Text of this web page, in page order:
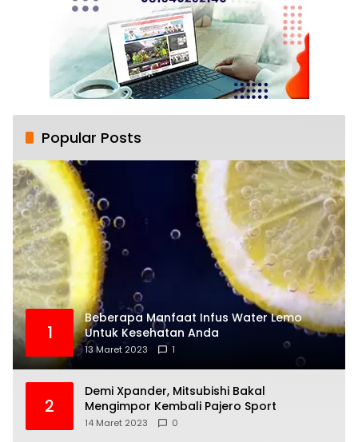
Popular Posts
1
Beberapa Manfaat Infus Water Lemo
Untuk Kesehatan Anda
13 Maret 2023 1
2
Demi Xpander, Mitsubishi Bakal
Mengimpor Kembali Pajero Sport
14 Maret 2023 0